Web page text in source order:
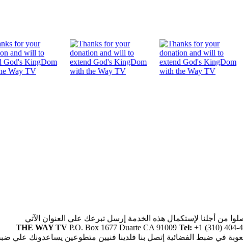
من أجلنا لإستكمال هذه الخدمة إرسل تبرعك علي العنوان الآتي
THE WAY TV P.O. Box 1677 Duarte CA 91009 Tel: +1 (310) 404-
في ضبط الفضائية إتصل بنا فلدينا فنيين متطوعين يساعدونك علي